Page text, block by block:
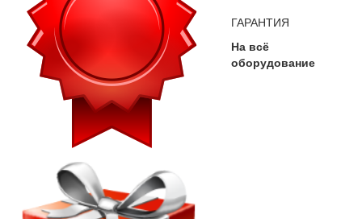
ГАРАНТИЯ
На всё
оборудование